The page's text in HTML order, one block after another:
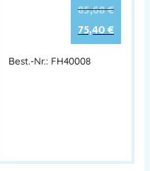
85,68€
75,40€
Best.-Nr.: FH40008